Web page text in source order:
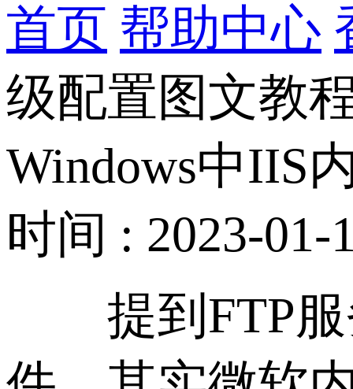
首页 帮助中心
级配置图文教
Windows中IIS
时间 : 2023-01-
提到FTP服